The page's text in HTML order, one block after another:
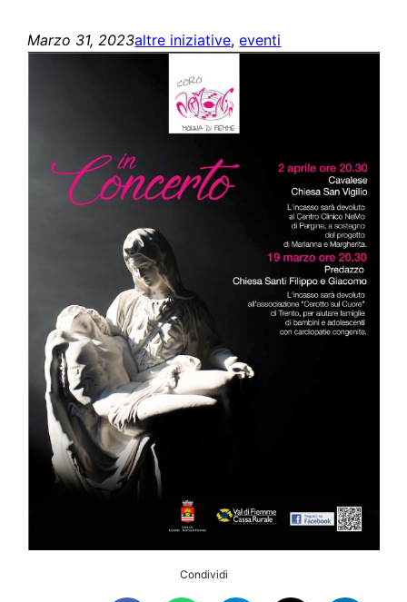
Marzo 31, 2023altre iniziative, eventi
Condividi